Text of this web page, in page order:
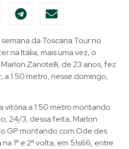
da Toscana Tour no
na Itália, mais uma vez, o
Zanotelli, de 23 anos, fez
a 1.50 metro, nesse domingo,
vitória a 1.50 metro montando
24/3, dessa feita, Marlon
GP montando com Ode des
1ª e 2ª volta, em 51s66, entre